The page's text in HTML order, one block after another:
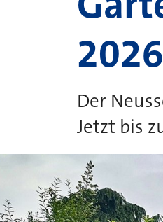
2026
Der
Jetzt bis